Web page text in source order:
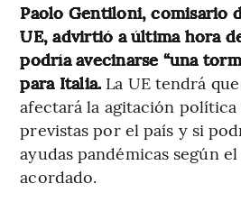
Paolo Gentiloni, comisario
UE, advirtió a última hora
podría avecinarse “una
para Italia. La UE tendrá
afectará la agitación política
previstas por el país y si
ayudas pandémicas según
acordado.